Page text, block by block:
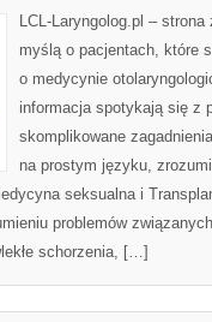
LCL-Laryngolog.pl –
myślą o pacjentach, które
o medycynie
informacja spotykają się z
skomplikowane
na prostym języku,
seksualna i
problemów
schorzenia, […]